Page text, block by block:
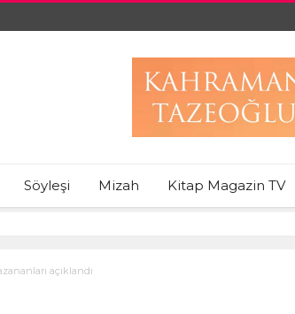
Söyleşi Mizah Kitap Magazin TV
açıklandı